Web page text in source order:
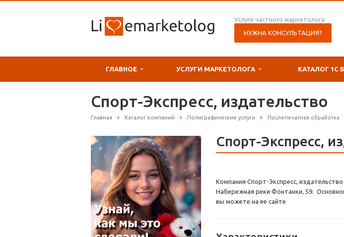
Услуги частного маркетолога
НУЖНА КОНСУЛЬТАЦИЯ?
ГЛАВНОЕ УСЛУГИ МАРКЕТОЛОГА КАТАЛОГ 1С
Спорт-Экспресс, издательство
Главная Каталог компаний Полиграфические услуги Послепечатная обработка
Спорт-Экспресс,
Компания Спорт-Экспресс,
Набережная реки Фонтанки, 59.
вы можете на ее сайте